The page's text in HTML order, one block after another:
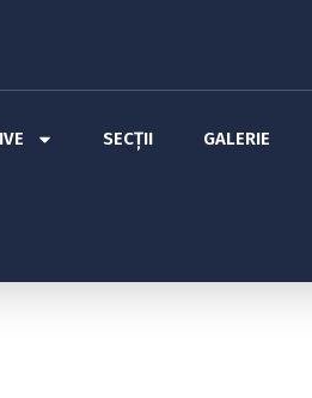
SECȚII GALERIE